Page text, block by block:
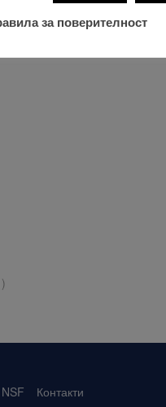
Прочетете още
Контакти
за поверителност